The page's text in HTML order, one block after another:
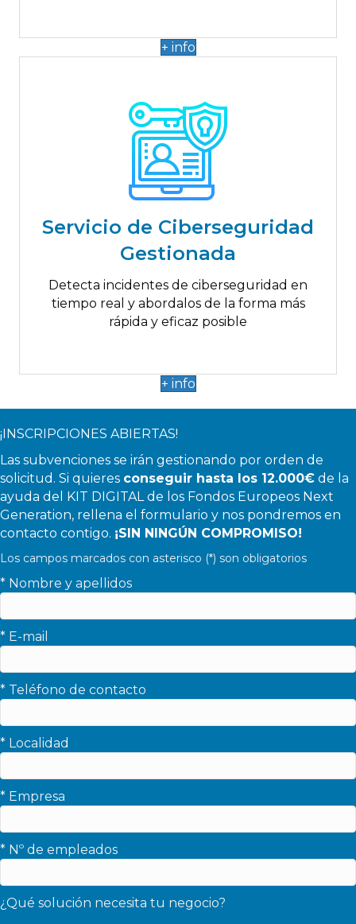
+ info
Servicio de Ciberseguridad
Gestionada
Detecta incidentes de ciberseguridad en
tiempo real y abordalos de la forma más
rápida y eficaz posible
Hasta 1.000€
Endpoint Detection and Response
Managed Detection and Response
+ info
¡INSCRIPCIONES ABIERTAS!
Las subvenciones se irán gestionando por orden de
solicitud. Si quieres conseguir hasta los 12.000€ de la
ayuda del KIT DIGITAL de los Fondos Europeos Next
Generation, rellena el formulario y nos pondremos en
contacto contigo. ¡SIN NINGÚN COMPROMISO!
Los campos marcados con asterisco (*) son obligatorios
* Nombre y apellidos
* E-mail
* Teléfono de contacto
* Localidad
* Empresa
* Nº de empleados
¿Qué solución necesita tu negocio?